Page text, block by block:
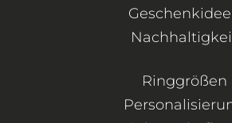
Ringgrößen